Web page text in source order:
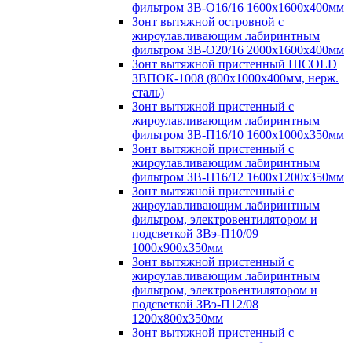
фильтром ЗВ-О16/16 1600х1600х400мм
Зонт вытяжной островной с
жироулавливающим лабиринтным
фильтром ЗВ-О20/16 2000х1600х400мм
Зонт вытяжной пристенный HICOLD
ЗВПОК-1008 (800х1000х400мм, нерж.
сталь)
Зонт вытяжной пристенный с
жироулавливающим лабиринтным
фильтром ЗВ-П16/10 1600х1000х350мм
Зонт вытяжной пристенный с
жироулавливающим лабиринтным
фильтром ЗВ-П16/12 1600х1200х350мм
Зонт вытяжной пристенный с
жироулавливающим лабиринтным
фильтром, электровентилятором и
подсветкой ЗВэ-П10/09
1000х900х350мм
Зонт вытяжной пристенный с
жироулавливающим лабиринтным
фильтром, электровентилятором и
подсветкой ЗВэ-П12/08
1200х800х350мм
Зонт вытяжной пристенный с